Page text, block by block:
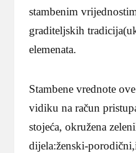
stambenim
graditeljskih
elemenata.
Stambene vrednote
vidiku na račun
stojeća, okružena
dijela:ženski-